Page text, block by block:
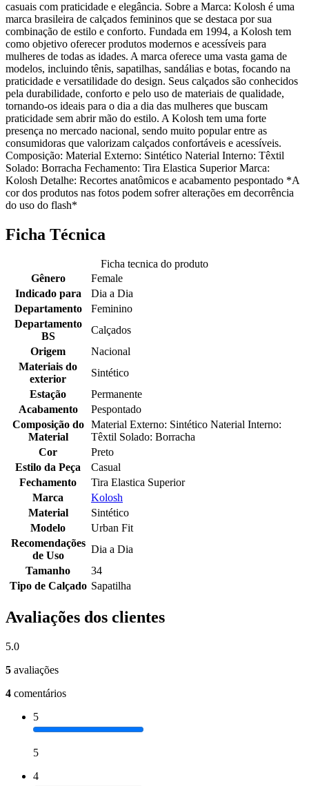
casuais com praticidade e elegância. Sobre a Marca: Kolosh é uma
marca brasileira de calçados femininos que se destaca por sua
combinação de estilo e conforto. Fundada em 1994, a Kolosh tem
como objetivo oferecer produtos modernos e acessíveis para
mulheres de todas as idades. A marca oferece uma vasta gama de
modelos, incluindo tênis, sapatilhas, sandálias e botas, focando na
praticidade e versatilidade do design. Seus calçados são conhecidos
pela durabilidade, conforto e pelo uso de materiais de qualidade,
tornando-os ideais para o dia a dia das mulheres que buscam
praticidade sem abrir mão do estilo. A Kolosh tem uma forte
presença no mercado nacional, sendo muito popular entre as
consumidoras que valorizam calçados confortáveis e acessíveis.
Composição: Material Externo: Sintético Naterial Interno: Têxtil
Solado: Borracha Fechamento: Tira Elastica Superior Marca:
Kolosh Detalhe: Recortes anatômicos e acabamento pespontado *A
cor dos produtos nas fotos podem sofrer alterações em decorrência
do uso do flash*
Ficha Técnica
Ficha tecnica do produto
Gênero
Female
Indicado para
Dia a Dia
Departamento
Feminino
Departamento
BS
Calçados
Origem
Nacional
Materiais do
exterior
Sintético
Estação
Permanente
Acabamento
Pespontado
Composição do
Material
Material Externo: Sintético Naterial Interno:
Têxtil Solado: Borracha
Cor
Preto
Estilo da Peça
Casual
Fechamento
Tira Elastica Superior
Marca
Kolosh
Material
Sintético
Modelo
Urban Fit
Recomendações
de Uso
Dia a Dia
Tamanho
34
Tipo de Calçado Sapatilha
Avaliações dos clientes
5.0
5 avaliações
4 comentários
5
5
4